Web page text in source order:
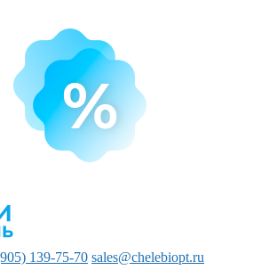
139-75-70 sales@chelebiopt.ru